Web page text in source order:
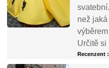
než
Určitě si
Recenzent